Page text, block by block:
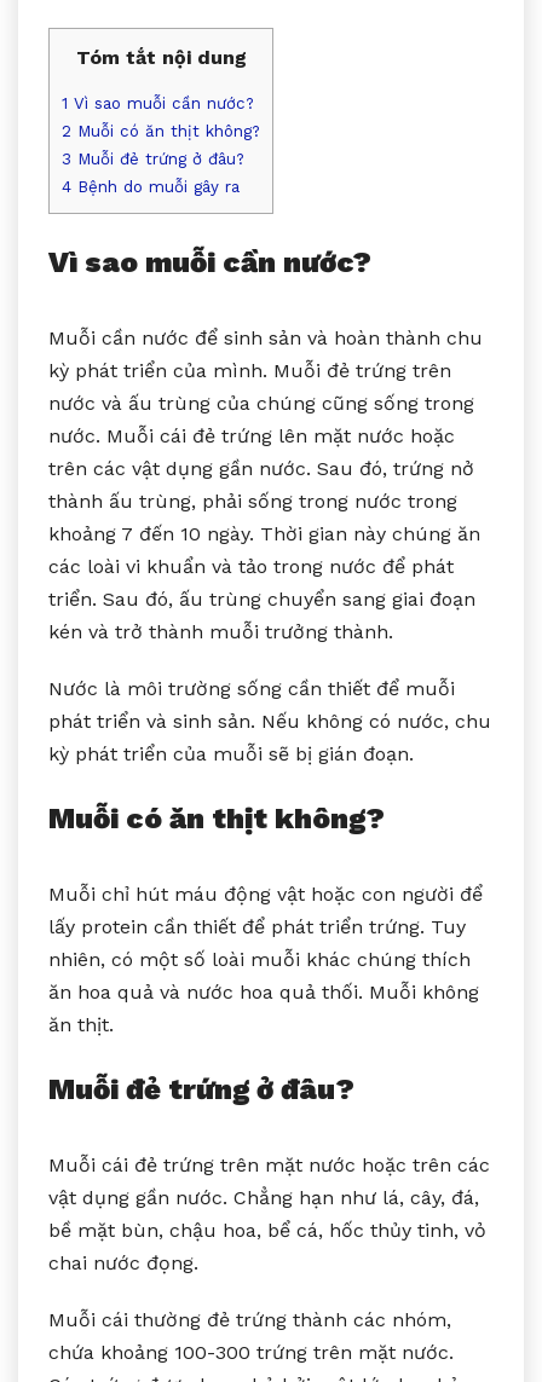
Tóm tắt nội dung
1 Vì sao muỗi cần nước?
2 Muỗi có ăn thịt không?
3 Muỗi đẻ trứng ở đâu?
4 Bệnh do muỗi gây ra
Vì sao muỗi cần nước?
Muỗi cần nước để sinh sản và hoàn thành chu
kỳ phát triển của mình. Muỗi đẻ trứng trên
nước và ấu trùng của chúng cũng sống trong
nước. Muỗi cái đẻ trứng lên mặt nước hoặc
trên các vật dụng gần nước. Sau đó, trứng nở
thành ấu trùng, phải sống trong nước trong
khoảng 7 đến 10 ngày. Thời gian này chúng ăn
các loài vi khuẩn và tảo trong nước để phát
triển. Sau đó, ấu trùng chuyển sang giai đoạn
kén và trở thành muỗi trưởng thành.
Nước là môi trường sống cần thiết để muỗi
phát triển và sinh sản. Nếu không có nước, chu
kỳ phát triển của muỗi sẽ bị gián đoạn.
Muỗi có ăn thịt không?
Muỗi chỉ hút máu động vật hoặc con người để
lấy protein cần thiết để phát triển trứng. Tuy
nhiên, có một số loài muỗi khác chúng thích
ăn hoa quả và nước hoa quả thối. Muỗi không
ăn thịt.
Muỗi đẻ trứng ở đâu?
Muỗi cái đẻ trứng trên mặt nước hoặc trên các
vật dụng gần nước. Chẳng hạn như lá, cây, đá,
bề mặt bùn, chậu hoa, bể cá, hốc thủy tinh, vỏ
chai nước đọng.
Muỗi cái thường đẻ trứng thành các nhóm,
chứa khoảng 100-300 trứng trên mặt nước.